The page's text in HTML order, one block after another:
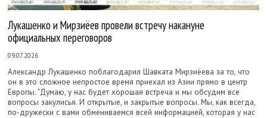
Лукашенко и Мирзиёев провели встречу накануне
официальных переговоров
09.07.2026
Александр Лукашенко поблагодарил Шавката Мирзиёева за то, что
он в это сложное непростое время приехал из Азии прямо в центр
Европы. "Думаю, у нас будет хорошая встреча и мы обсудим все
вопросы закулисья. И открытые, и закрытые вопросы. Мы, как всегда,
по-дружески с вами обмениваемся всей информацией, которая у нас